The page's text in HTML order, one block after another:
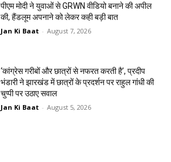
पीएम मोदी ने युवाओं से GRWN वीडियो बनाने की अपील
की, हैंडलूम अपनाने को लेकर कही बड़ी बात
Jan Ki Baat - August 7, 2026
‘कांग्रेस गरीबों और छात्रों से नफरत करती है’, प्रदीप
भंडारी ने झारखंड में छात्रों के प्रदर्शन पर राहुल गांधी की
चुप्पी पर उठाए सवाल
Jan Ki Baat - August 5, 2026